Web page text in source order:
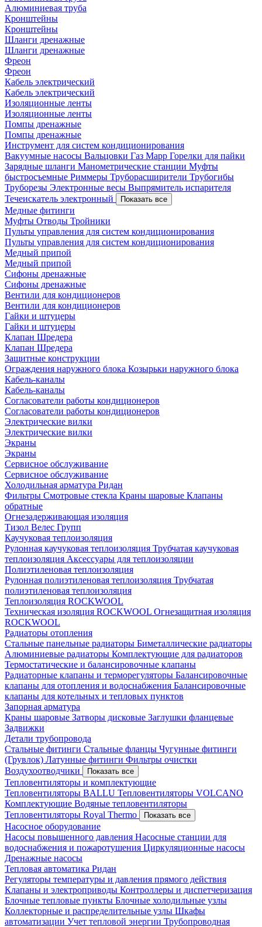
Алюминиевая труба
Кронштейны
Кронштейны
Шланги дренажные
Шланги дренажные
Фреон
Фреон
Кабель электрический
Кабель электрический
Изоляционные ленты
Изоляционные ленты
Помпы дренажные
Помпы дренажные
Инструмент для систем кондиционирования
Вакуумные насосы Вальцовки Газ Mapp Горелки для пайки
Зарядные шланги Манометрические станции Муфты
быстросъемные Риммеры Труборасширители Трубогибы
Труборезы Электронные весы Выпрямитель испарителя
Течеискатель электронный
Показать все
Медные фитинги
Муфты Отводы Тройники
Пульты управления для систем кондиционирования
Пульты управления для систем кондиционирования
Медный припой
Медный припой
Сифоны дренажные
Сифоны дренажные
Вентили для кондиционеров
Вентили для кондиционеров
Гайки и штуцеры
Гайки и штуцеры
Клапан Шредера
Клапан Шредера
Защитные конструкции
Ограждения наружного блока Козырьки наружного блока
Кабель-каналы
Кабель-каналы
Согласователи работы кондиционеров
Согласователи работы кондиционеров
Электрические вилки
Электрические вилки
Экраны
Экраны
Сервисное обслуживание
Сервисное обслуживание
Холодильная арматура Ридан
Фильтры Смотровые стекла Краны шаровые Клапаны
обратные
Огнезадерживающая изоляция
Тизол Велес Групп
Каучуковая теплоизоляция
Рулонная каучуковая теплоизоляция Трубчатая каучуковая
теплоизоляция Аксессуары для теплоизоляции
Полиэтиленовая теплоизоляция
Рулонная полиэтиленовая теплоизоляция Трубчатая
полиэтиленовая теплоизоляция
Теплоизоляция ROCKWOOL
Техническая изоляция ROCKWOOL Огнезащитная изоляция
ROCKWOOL
Радиаторы отопления
Стальные панельные радиаторы Биметаллические радиаторы
Алюминиевые радиаторы Комплектующие для радиаторов
Термостатические и балансировочные клапаны
Радиаторные клапаны и терморегуляторы Балансировочные
клапаны для отопления и водоснабжения Балансировочные
клапаны для котельных и тепловых пунктов
Запорная арматура
Краны шаровые Затворы дисковые Заглушки фланцевые
Задвижки
Детали трубопровода
Стальные фитинги Стальные фланцы Чугунные фитинги
(Грувлок) Латунные фитинги Фильтры очистки
Воздухоотводчики
Показать все
Тепловентиляторы и комплектующие
Тепловентиляторы BALLU Тепловентиляторы VOLCANO
Комплектующие Водяные тепловентиляторы
Тепловентиляторы Royal Thermo
Показать все
Насосное оборудование
Насосы повышенного давления Насосные станции для
водоснабжения и пожаротушения Циркуляционные насосы
Дренажные насосы
Тепловая автоматика Ридан
Регуляторы температуры и давления прямого действия
Клапаны и электроприводы Контроллеры и диспетчеризация
Блочные тепловые пункты Блочные холодильные узлы
Коллекторные и распределительные узлы Шкафы
автоматизации Учет тепловой энергии Трубопроводная